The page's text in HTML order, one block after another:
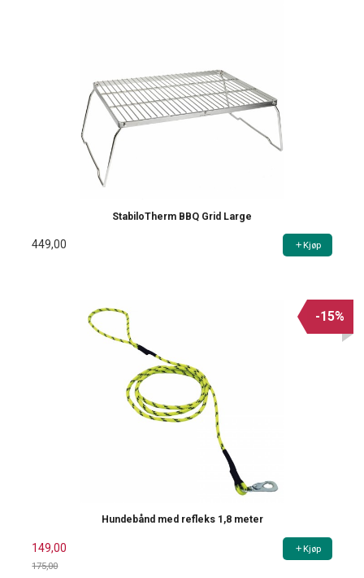
StabiloTherm BBQ Grid Large
449,00 Kjøp
Hundebånd med refleks 1,8 meter
149,00
175,00
-15%
Kjøp